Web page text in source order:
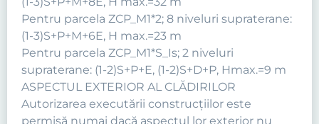
Pentru parcela ZCP_M1*2; 8 niveluri supraterane:
(1-3)S+P+M+6E, H max.=23 m
Pentru parcela ZCP_M1*S_Is; 2 niveluri
supraterane: (1-2)S+P+E, (1-2)S+D+P, Hmax.=9 m
ASPECTUL EXTERIOR AL CLĂDIRILOR
Autorizarea executării construcţiilor este
permisă numai dacă aspectul lor exterior nu